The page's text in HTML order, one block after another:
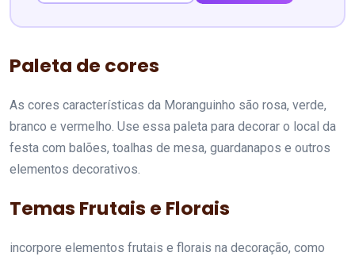
Paleta de cores
As cores características da Moranguinho são rosa, verde,
branco e vermelho. Use essa paleta para decorar o local da
festa com balões, toalhas de mesa, guardanapos e outros
elementos decorativos.
Temas Frutais e Florais
incorpore elementos frutais e florais na decoração, como